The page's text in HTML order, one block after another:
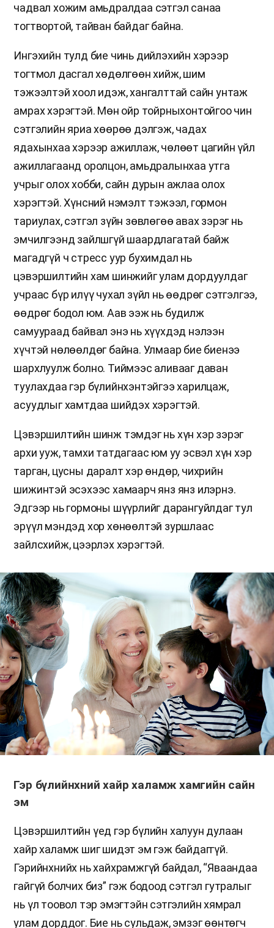
чадвал хожим амьдралдаа сэтгэл санаа
тогтвортой, тайван байдаг байна.
Ингэхийн тулд бие чинь дийлэхийн хэрээр
тогтмол дасгал хөдөлгөөн хийж, шим
тэжээлтэй хоол идэж, хангалттай сайн унтаж
амрах хэрэгтэй. Мөн ойр тойрныхонтойгоо чин
сэтгэлийн яриа хөөрөө дэлгэж, чадах
ядахынхаа хэрээр ажиллаж, чөлөөт цагийн үйл
ажиллагаанд оролцон, амьдралынхаа утга
учрыг олох хобби, сайн дурын ажлаа олох
хэрэгтэй. Хүнсний нэмэлт тэжээл, гормон
тариулах, сэтгэл зүйн зөвлөгөө авах зэрэг нь
эмчилгээнд зайлшгүй шаардлагатай байж
магадгүй ч стресс уур бухимдал нь
цэвэршилтийн хам шинжийг улам дордуулдаг
учраас бүр илүү чухал зүйл нь өөдрөг сэтгэлгээ,
өөдрөг бодол юм. Аав ээж нь будилж
самуураад байвал энэ нь хүүхдэд нэлээн
хүчтэй нөлөөлдөг байна. Улмаар бие биенээ
шархлуулж болно. Тиймээс аливааг даван
туулахдаа гэр бүлийнхэнтэйгээ харилцаж,
асуудлыг хамтдаа шийдэх хэрэгтэй.
Цэвэршилтийн шинж тэмдэг нь хүн хэр зэрэг
архи ууж, тамхи татдагаас юм уу эсвэл хүн хэр
тарган, цусны даралт хэр өндөр, чихрийн
шижинтэй эсэхээс хамаарч янз янз илэрнэ.
Эдгээр нь гормоны шүүрлийг дарангуйлдаг тул
эрүүл мэндэд хор хөнөөлтэй зуршлаас
зайлсхийж, цээрлэх хэрэгтэй.
Гэр бүлийнхний хайр халамж хамгийн сайн
эм
Цэвэршилтийн үед гэр бүлийн халуун дулаан
хайр халамж шиг шидэт эм гэж байдаггүй.
Гэрийнхнийх нь хайхрамжгүй байдал, “Яваандаа
гайгүй болчих биз” гэж бодоод сэтгэл гутралыг
нь үл тоовол тэр эмэгтэйн сэтгэлийн хямрал
улам дорддог. Бие нь сульдаж, эмзэг өөнтөгч